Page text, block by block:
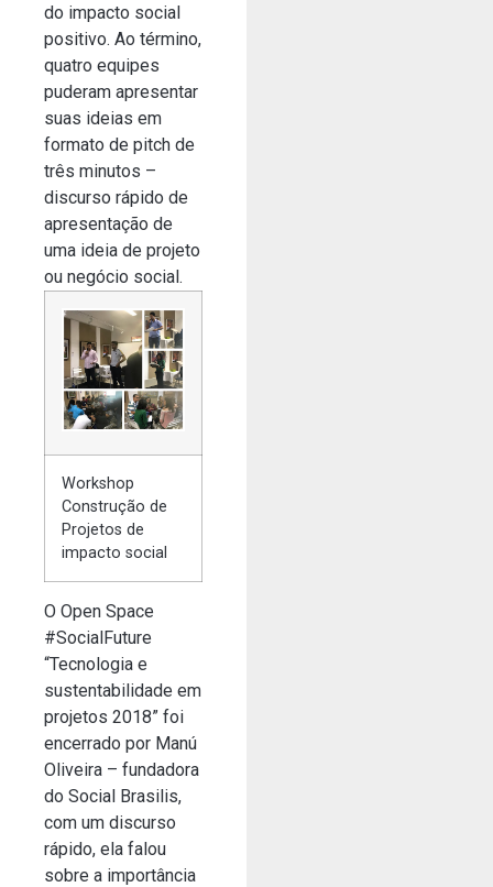
do impacto social
positivo. Ao término,
quatro equipes
puderam apresentar
suas ideias em
formato de pitch de
três minutos –
discurso rápido de
apresentação de
uma ideia de projeto
ou negócio social.
Workshop
Construção de
Projetos de
impacto social
O Open Space
#SocialFuture
“Tecnologia e
sustentabilidade em
projetos 2018” foi
encerrado por Manú
Oliveira – fundadora
do Social Brasilis,
com um discurso
rápido, ela falou
sobre a importância